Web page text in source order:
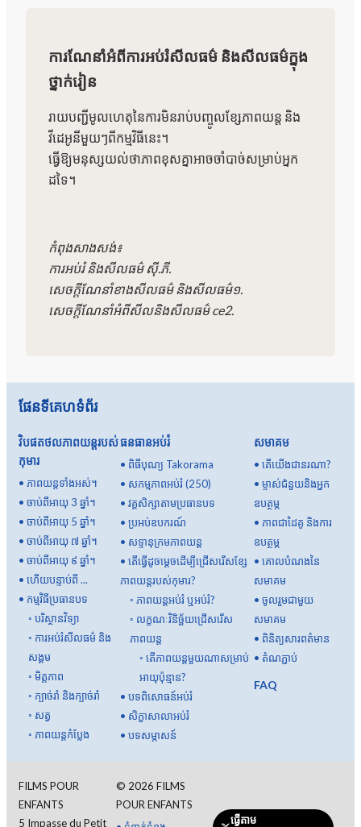
ការណែនាំអំពីការអប់រំសីលធម៌ និងសីលធម៌ក្នុង
ថ្នាក់រៀន
រាយបញ្ជីមូលហេតុនៃការមិនរាប់បញ្ចូលខ្សែភាពយន្ត និង
វីដេអូនីមួយៗពីកម្មវិធីនេះ។
ធ្វើឱ្យមនុស្សយល់ថាភាពខុសគ្នាអាចចាំបាច់សម្រាប់អ្នក
ដទៃ។
កំពុងសាងសង់៖
ការអប់រំ និងសីលធម៌ ស៊ី.ភី.
សេចក្តី​ណែនាំ​ខាង​សីលធម៌ និង​សីលធម៌​១.
សេចក្តី​ណែនាំ​អំពី​សីល​និង​សីលធម៌ ce2.
ផែនទីគេហទំព័រ
វិបផតថលភាពយន្តរបស់
កុមារ
• ភាពយន្តទាំងអស់។
• ចាប់ពីអាយុ 3 ឆ្នាំ។
• ចាប់ពីអាយុ 5 ឆ្នាំ។
• ចាប់ពីអាយុ ៧ ឆ្នាំ។
• ចាប់ពីអាយុ ៩ ឆ្នាំ។
• ហើយបន្ទាប់ពី ...
• កម្មវិធីប្រធានបទ
◦ បរិស្ថានវិទ្យា
◦ ការអប់រំសីលធម៌ និង
សង្គម
◦ មិត្តភាព
◦ ក្បាច់រាំ និងក្បាច់រាំ
◦ សត្វ
◦ ភាពយន្តកំប្លែង
ធនធានអប់រំ
• ពិធីបុណ្យ Takorama
• សកម្មភាពអប់រំ (250)
• វគ្គសិក្សាតាមប្រធានបទ
• ប្រអប់ឧបករណ៍
• សទ្ទានុក្រមភាពយន្ត
• តើធ្វើដូចម្តេចដើម្បីជ្រើសរើសខ្សែ
ភាពយន្តរបស់កុមារ?
◦ ភាពយន្តអប់រំ ឬអប់រំ?
◦ លក្ខណៈវិនិច្ឆ័យជ្រើសរើស
ភាពយន្ត
◦ តើ​ភាពយន្ត​មួយ​ណា​សម្រាប់​
អាយុ​ប៉ុន្មាន?
• បទពិសោធន៍អប់រំ
• សិក្ខាសាលាអប់រំ
• បទសម្ភាសន៍
សមាគម
•តើយើងជានរណា?
•ម្ចាស់ជំនួយនិងអ្នក
ឧបត្ថម្ភ
•ភាពជាដៃគូ និងការ
ឧបត្ថម្ភ
•គោលបំណងនៃ
សមាគម
•ចូលរួមជាមួយ
សមាគម
• ពិនិត្យសារពត៌មាន
• តំណភ្ជាប់
FAQ
FILMS POUR
ENFANTS
5 Impasse du Petit
© 2026 FILMS
POUR ENFANTS
ធ្វើតាម